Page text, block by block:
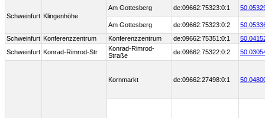
Schweinfurt Klingenhöhe
Am Gottesberg de:09662:75323:0:1
Am Gottesberg de:09662:75323:0:2
Schweinfurt Konferenzzentrum Konferenzzentrum de:09662:75351:0:1
Schweinfurt Konrad-Rimrod-Str
Konrad-Rimrod-
Straße
de:09662:75322:0:2
Kornmarkt de:09662:27498:0:1